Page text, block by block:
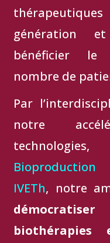
génération
bénéficier
nombre de
Par
notre
IVETh, notre
biothérapies